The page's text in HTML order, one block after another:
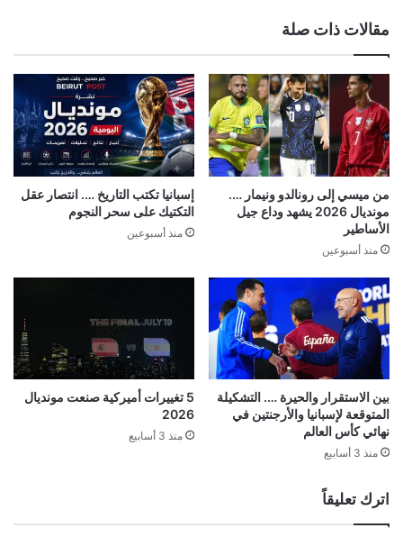
مقالات ذات صلة
من ميسي إلى رونالدو ونيمار ….
مونديال 2026 يشهد وداع جيل
الأساطير
منذ أسبوعين
إسبانيا تكتب التاريخ …. انتصار عقل
التكتيك على سحر النجوم
منذ أسبوعين
بين الاستقرار والحيرة …. التشكيلة
المتوقعة لإسبانيا والأرجنتين في
نهائي كأس العالم
منذ 3 أسابيع
5 تغييرات أميركية صنعت مونديال
2026
منذ 3 أسابيع
اترك تعليقاً